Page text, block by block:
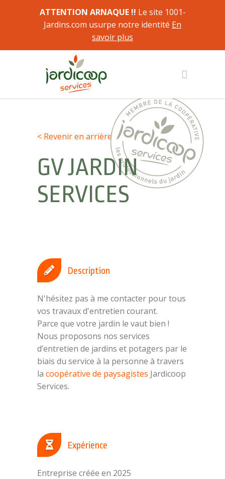
ATTENTION ARNAQUE !! Le site 1001-
Jardins.com usurpe notre identité En
savoir plus
< Revenir en arrière
GV JARDIN
SERVICES
Description
N'hésitez pas à me contacter pour tous
vos travaux d'entretien courant.
Parce que votre jardin le vaut bien !
Nous proposons nos services
d’entretien de jardins et potagers par le
biais du service à la personne à travers
la coopérative de paysagistes Jardicoop
Services.
Expérience
Entreprise créée en 2025